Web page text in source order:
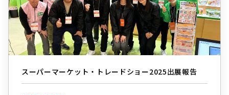
スーパーマーケット・トレードショー2025出展報告